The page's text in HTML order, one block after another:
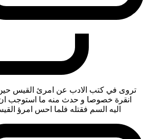
تروى في كتب الادب عن امرئ القيس
انقرة خصوصا و حدث منه ما استوجب
اليه السم فقتله فلما احس امرؤ